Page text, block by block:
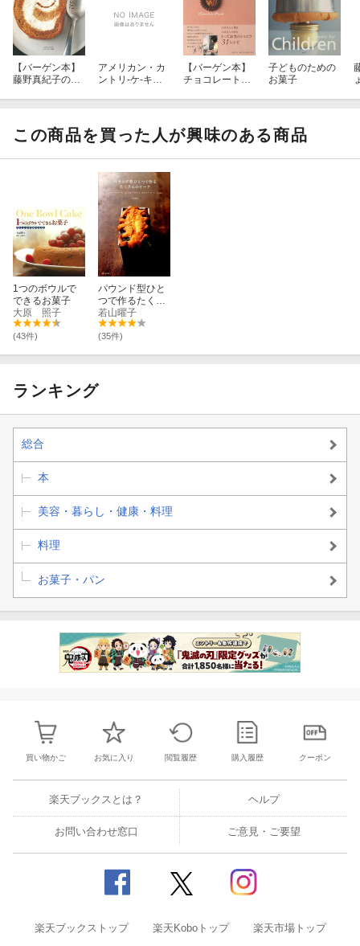
【バーゲン本】
藤野真紀子の子
アメリカン・カ
ントリ-ケ-キに
【バーゲン本】
チョコレートの
子どものための
お菓子
この商品を買った人が興味のある商品
1つのボウルで
できるお菓子
大原 照子
(43件)
パウンド型ひと
つで作るたくさ
んのケーク
若山曜子
(35件)
ランキング
総合
本
美容・暮らし・健康・料理
料理
お菓子・パン
買い物かご お気に入り 閲覧履歴 購入履歴 クーポン
楽天ブックスとは？ ヘルプ
お問い合わせ窓口 ご意見・ご要望
楽天ブックストップ 楽天Koboトップ 楽天市場トップ